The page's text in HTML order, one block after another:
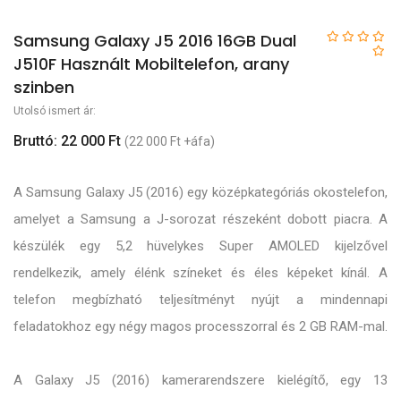
Samsung Galaxy J5 2016 16GB Dual
J510F Használt Mobiltelefon, arany
szinben
Utolsó ismert ár:
Bruttó: 22 000 Ft (22 000 Ft +áfa)
A Samsung Galaxy J5 (2016) egy középkategóriás okostelefon,
amelyet a Samsung a J-sorozat részeként dobott piacra. A
készülék egy 5,2 hüvelykes Super AMOLED kijelzővel
rendelkezik, amely élénk színeket és éles képeket kínál. A
telefon megbízható teljesítményt nyújt a mindennapi
feladatokhoz egy négy magos processzorral és 2 GB RAM-mal.
A Galaxy J5 (2016) kamerarendszere kielégítő, egy 13